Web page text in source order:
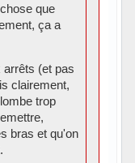
que
ça a
arrêts (et pas
clairement,
trop
bras et qu'on